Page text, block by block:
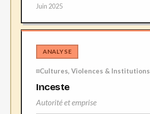
Juin 2025
ANALYSE
Cultures, Violences & Institutions
Inceste
Autorité et emprise